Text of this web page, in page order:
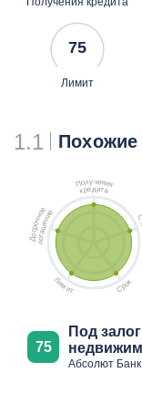
75
Лимит
1.1
Получения
кредита
Сро
к
Лимит
Д
о
с
р
о
ч
но
е
п
о
г
а
ш
е
ни
е
75
Под залог
Абсолют Банк